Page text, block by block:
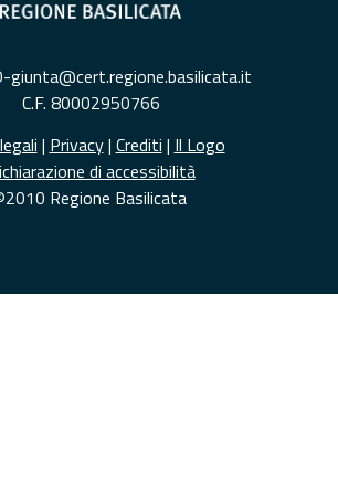
giunta@cert.regione.basilicata.it
C.F. 80002950766
| Privacy| Crediti | Il Logo
di accessibilità
Regione Basilicata